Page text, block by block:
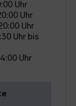
Uhr
Uhr
Uhr
Uhr bis
Uhr